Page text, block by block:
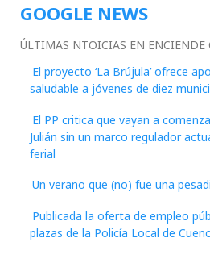
GOOGLE NEWS
ÚLTIMAS NTOICIAS EN ENCIENDE
El proyecto ‘La Brújula’ ofrece
saludable a jóvenes de diez
El PP critica que vayan a
Julián sin un marco regulador
ferial
Un verano que (no) fue una
Publicada la oferta de empleo
plazas de la Policía Local de